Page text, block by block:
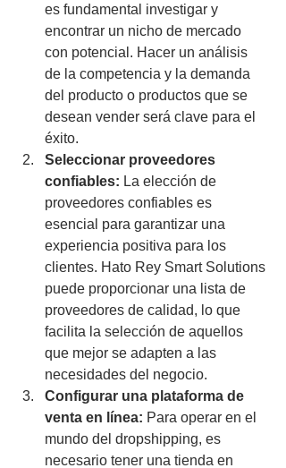
es fundamental investigar y
encontrar un nicho de mercado
con potencial. Hacer un análisis
de la competencia y la demanda
del producto o productos que se
desean vender será clave para el
éxito.
Seleccionar proveedores
confiables: La elección de
proveedores confiables es
esencial para garantizar una
experiencia positiva para los
clientes. Hato Rey Smart Solutions
puede proporcionar una lista de
proveedores de calidad, lo que
facilita la selección de aquellos
que mejor se adapten a las
necesidades del negocio.
Configurar una plataforma de
venta en línea: Para operar en el
mundo del dropshipping, es
necesario tener una tienda en